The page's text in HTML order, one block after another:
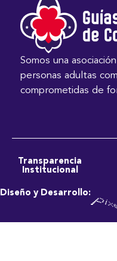
Somos una
personas adultas
comprometidas de
Transparencia
Institucional
Diseño y Desarrollo: